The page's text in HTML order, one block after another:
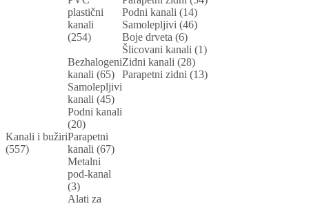
Kanali i bužiri
(557)
plastični
kanali
(254)
Podni kanali (14)
Samolepljivi (46)
Boje drveta (6)
Šlicovani kanali (1)
Bezhalogeni
kanali (65)
Zidni kanali (28)
Parapetni zidni (13)
Samolepljivi
kanali (45)
Podni kanali
(20)
Parapetni
kanali (67)
Metalni
pod-kanal
(3)
Alati za